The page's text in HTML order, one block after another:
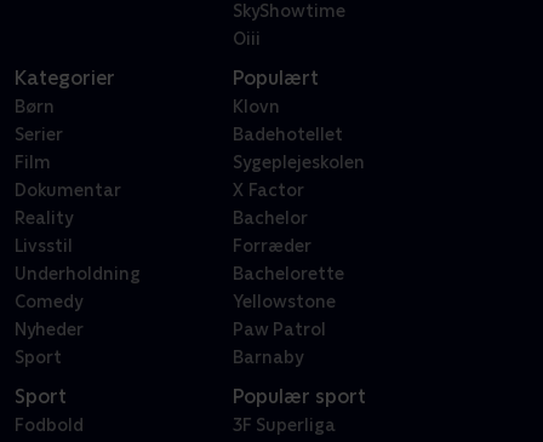
SkyShowtime
Oiii
Kategorier
Børn
Serier
Film
Dokumentar
Reality
Livsstil
Underholdning
Comedy
Nyheder
Sport
Populært
Klovn
Badehotellet
Sygeplejeskolen
X Factor
Bachelor
Forræder
Bachelorette
Yellowstone
Paw Patrol
Barnaby
Sport
Fodbold
Populær sport
3F Superliga